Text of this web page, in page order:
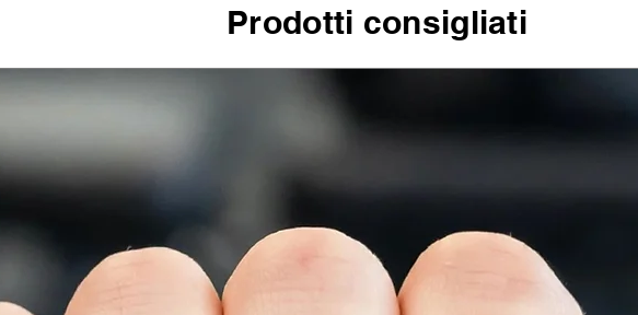
Prodotti consigliati